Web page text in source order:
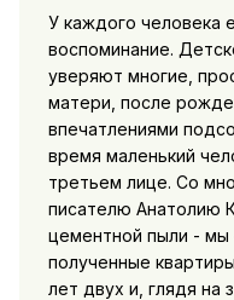
У каждого человека
воспоминание.
уверяют многие,
матери, после
впечатлениями
время маленький
третьем лице. Со
писателю Анатолию
цементной пыли - мы
полученные
лет двух и, глядя на